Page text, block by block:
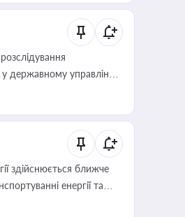
управлінні
здійснюється ближче
енергії та